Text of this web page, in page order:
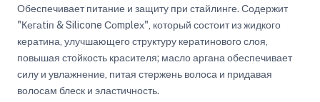
Обеспечивает питание и защиту при стайлинге. Содержит
"Кеrаtiп & Silicone Соmpleх", который состоит из жидкого
кератина, улучшающего структуру кератинового слоя,
повышая стойкость красителя; масло аргана обеспечивает
силу и увлажнение, питая стержень волоса и придавая
волосам блеск и эластичность.